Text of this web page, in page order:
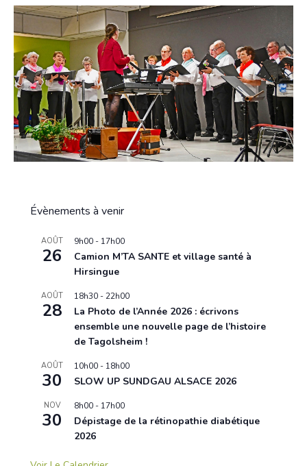
Évènements à venir
AOÛT
26
9h00 - 17h00
Camion M’TA SANTE et village santé à
Hirsingue
AOÛT
28
18h30 -22h00
La Photo de l’Année 2026 : écrivons
ensemble une nouvelle page de l’histoire
de Tagolsheim !
AOÛT
30
10h00 - 18h00
SLOW UP SUNDGAU ALSACE 2026
NOV
30
8h00 - 17h00
Dépistage de la rétinopathie diabétique
2026